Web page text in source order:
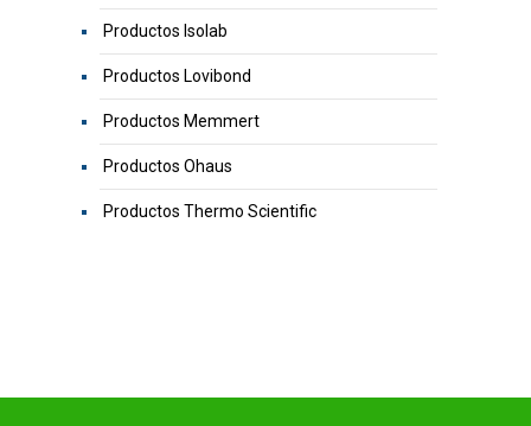
Productos Isolab
Productos Lovibond
Productos Memmert
Productos Ohaus
Productos Thermo Scientific